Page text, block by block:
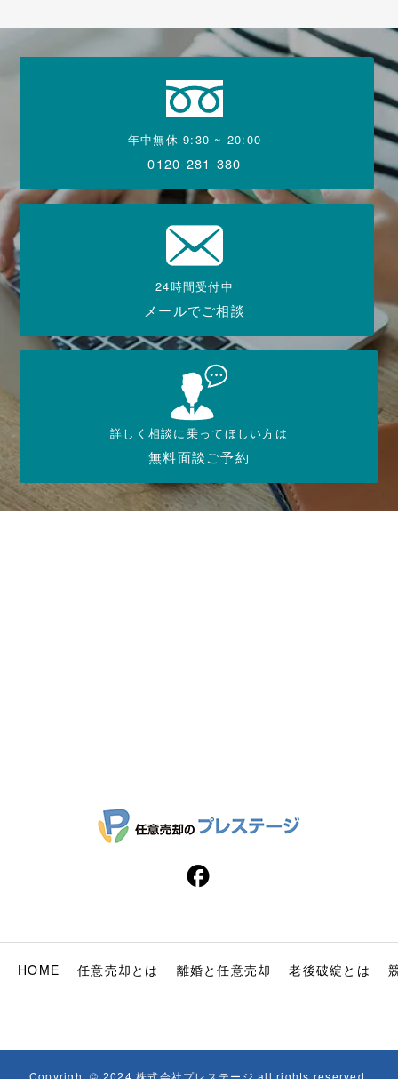
年中無休 9:30 ~ 20:00
0120-281-380
24時間受付中
メールでご相談
詳しく相談に乗ってほしい方は
無料面談ご予約
HOME 任意売却とは 離婚と任意売却 老後破綻とは
Copyright © 2024 株式会社プレステージ all rights reserved.